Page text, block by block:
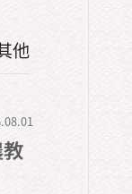
他